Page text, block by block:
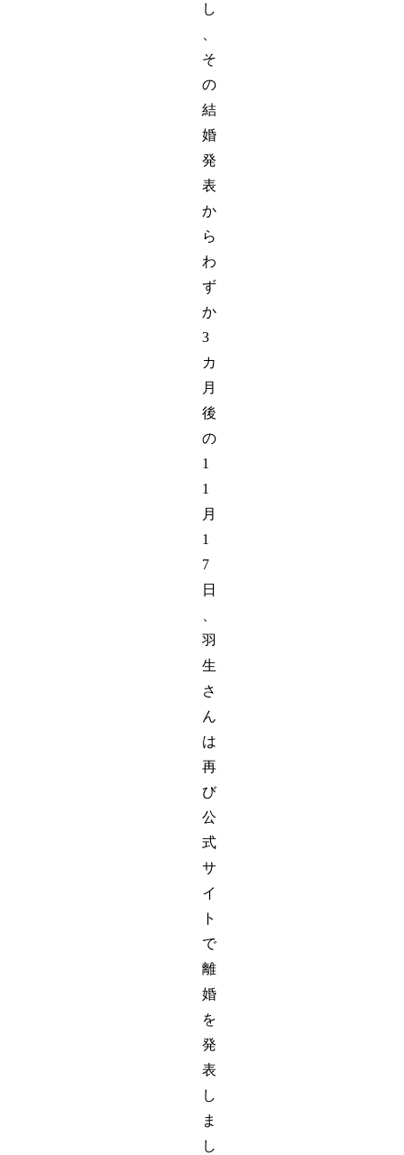
し
、
そ
の
結
婚
発
表
か
ら
わ
ず
か
3
カ
月
後
の
1
1
月
1
7
日
、
羽
生
さ
ん
は
再
び
公
式
サ
イ
ト
で
離
婚
を
発
表
し
ま
し